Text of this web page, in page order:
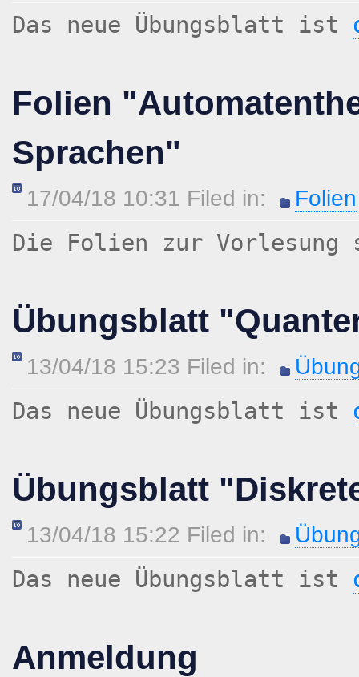
Das neue Übungsblatt ist
Folien
Sprachen"
17/04/18 10:31 Filed in: Folien
Die Folien zur
Übungsblatt
13/04/18 15:23 Filed in:
Das neue Übungsblatt ist
Übungsblatt
13/04/18 15:22 Filed in:
Das neue Übungsblatt ist
Anmeldung